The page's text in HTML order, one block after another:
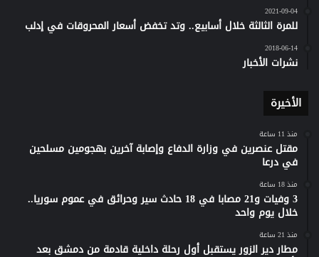
2021-09-04
للمرة الثالثة خلال أسابيع.. وتد تخفض أسعار المحروقات في إدلب
2018-06-14
نشرات الأخبار
الأخيرة
منذ 11 ساعة
مقتل عنصرين في وزارة الدفاع وإصابة آخرين بهجومين مسلحين
في درعا
منذ 18 ساعة
3 وفيات و21 مصابا في 18 حادث سير وحرائق في عموم سوريا..
خلال يوم واحد
منذ 21 ساعة
مطار دير الزور يستقبل أول رحلة داخلية قادمة من دمشق بعد